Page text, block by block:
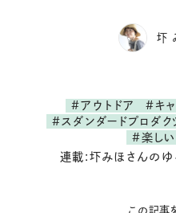
圷
#アウトドア #キ
#スダンダードプロダク
#楽し
連載:圷みほさんのゆ